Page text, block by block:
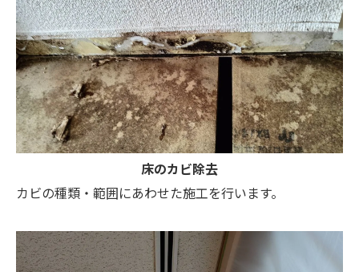
床のカビ除去
カビの種類・範囲にあわせた施工を行います。